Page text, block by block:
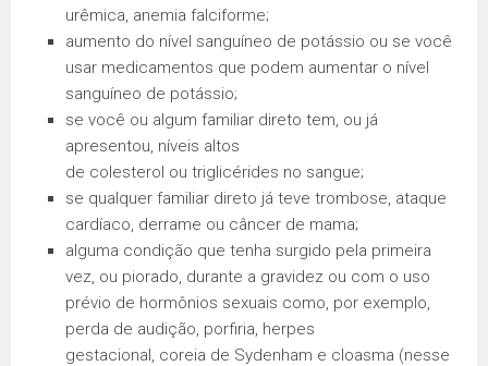
urêmica, anemia falciforme;
aumento do nível sanguíneo de potássio ou se você
usar medicamentos que podem aumentar o nível
sanguíneo de potássio;
se você ou algum familiar direto tem, ou já
apresentou, níveis altos
de colesterol ou triglicérides no sangue;
se qualquer familiar direto já teve trombose, ataque
cardíaco, derrame ou câncer de mama;
alguma condição que tenha surgido pela primeira
vez, ou piorado, durante a gravidez ou com o uso
prévio de hormônios sexuais como, por exemplo,
perda de audição, porfiria, herpes
gestacional, coreia de Sydenham e cloasma (nesse